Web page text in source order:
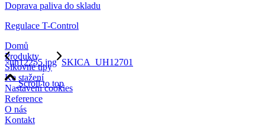
Doprava paliva do skladu
Regulace T-Control
Domů
Produkty
Šikovné tipy
Ke stažení
Nastavení cookies
Reference
O nás
Kontakt
uh12255.jpg SKICA_UH12701
Scroll to top